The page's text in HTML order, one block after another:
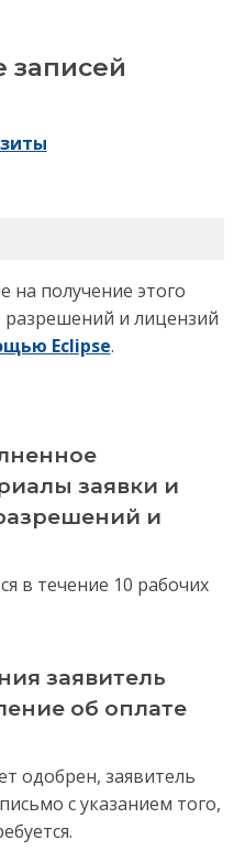
записей
на получение этого
и лицензий
Eclipse.
заявки и
и
в течение 10 рабочих
заявитель
об оплате
одобрен, заявитель
с указанием того,